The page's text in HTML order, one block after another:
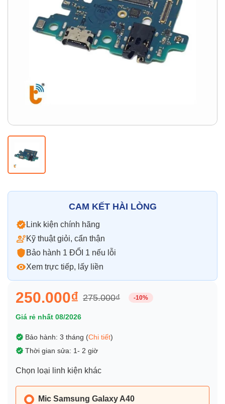
Thay pin
Pin iPhone Pin Samsumg Pin Oppo Pin Xiaomi
Pin Realme
CAM KẾT HÀI LÒNG
Link kiện chính hãng
Kỹ thuật giỏi, cẩn thận
Bảo hành 1 ĐỔI 1 nếu lỗi
Xem trực tiếp, lấy liền
250.000₫ 275.000₫ -10%
Giá rẻ nhất 08/2026
Bảo hành: 3 tháng (Chi tiết)
Thời gian sửa: 1- 2 giờ
Chọn loại linh kiện khác
Mic Samsung Galaxy A40